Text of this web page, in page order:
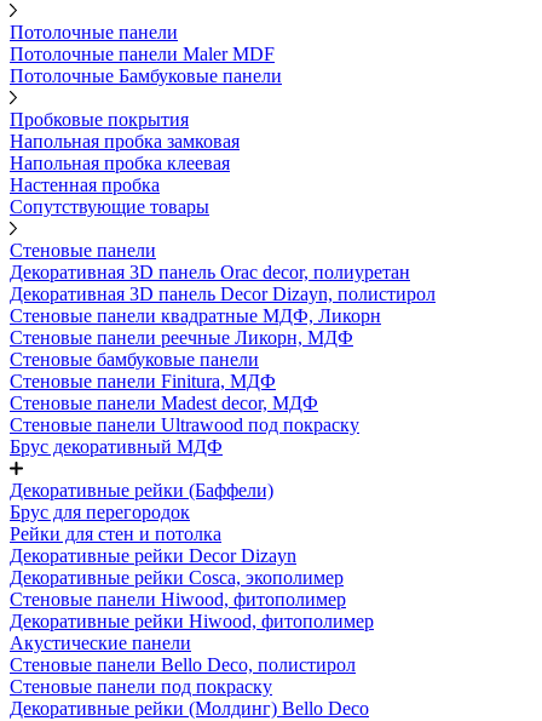
Потолочные панели
Потолочные панели Maler MDF
Потолочные Бамбуковые панели
Пробковые покрытия
Напольная пробка замковая
Напольная пробка клеевая
Настенная пробка
Сопутствующие товары
Стеновые панели
Декоративная 3D панель Orac decor, полиуретан
Декоративная 3D панель Decor Dizayn, полистирол
Стеновые панели квадратные МДФ, Ликорн
Стеновые панели реечные Ликорн, МДФ
Стеновые бамбуковые панели
Стеновые панели Finitura, МДФ
Стеновые панели Madest decor, МДФ
Стеновые панели Ultrawood под покраску
Брус декоративный МДФ
Декоративные рейки (Баффели)
Брус для перегородок
Рейки для стен и потолка
Декоративные рейки Decor Dizayn
Декоративные рейки Cosca, экополимер
Стеновые панели Hiwood, фитополимер
Декоративные рейки Hiwood, фитополимер
Акустические панели
Стеновые панели Bello Deco, полистирол
Стеновые панели под покраску
Декоративные рейки (Молдинг) Bello Deco